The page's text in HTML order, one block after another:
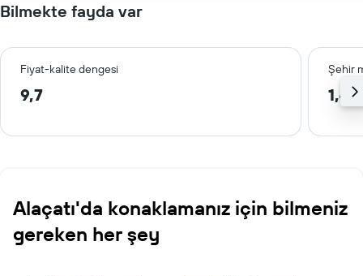
Bilmekte fayda var
Fiyat-kalite dengesi Şehir
9,7 1,4
Alaçatı'da konaklamanız için bilmeniz
gereken her şey